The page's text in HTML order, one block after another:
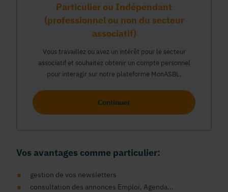
Particulier ou Indépendant
(professionnel ou non du secteur
associatif)
Vous travaillez ou avez un intérêt pour le secteur
associatif et souhaitez obtenir un compte personnel
pour interagir sur notre plateforme MonASBL.
Continuer
Vos avantages comme particulier:
gestion de vos newsletters
consultation des annonces Emploi, Agenda...